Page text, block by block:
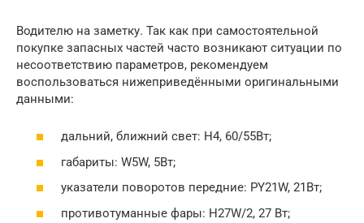
Водителю на заметку. Так как при самостоятельной
покупке запасных частей часто возникают ситуации по
несоответствию параметров, рекомендуем
воспользоваться нижеприведёнными оригинальными
данными:
дальний, ближний свет: H4, 60/55Вт;
габариты: W5W, 5Вт;
указатели поворотов передние: PY21W, 21Вт;
противотуманные фары: H27W/2, 27 Вт;